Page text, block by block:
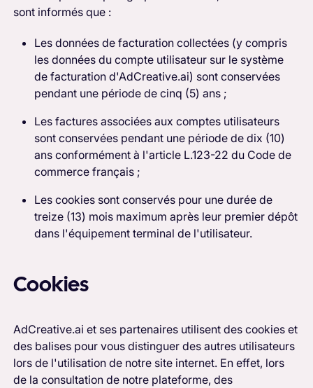
sont informés que :
Les données de facturation collectées (y compris
les données du compte utilisateur sur le système
de facturation d'AdCreative.ai) sont conservées
pendant une période de cinq (5) ans ;
Les factures associées aux comptes utilisateurs
sont conservées pendant une période de dix (10)
ans conformément à l'article L.123-22 du Code de
commerce français ;
Les cookies sont conservés pour une durée de
treize (13) mois maximum après leur premier dépôt
dans l'équipement terminal de l'utilisateur.
Cookies
AdCreative.ai et ses partenaires utilisent des cookies et
des balises pour vous distinguer des autres utilisateurs
lors de l'utilisation de notre site internet. En effet, lors
de la consultation de notre plateforme, des